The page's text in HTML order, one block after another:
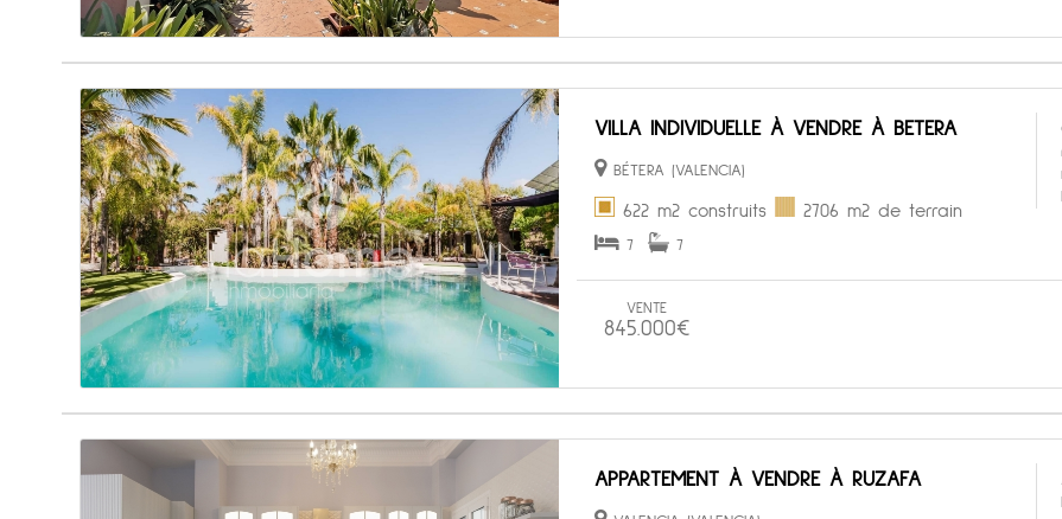
VILLA INDIVIDUELLE À VENDRE À BETERA
BÉTERA (VALENCIA)
622 m2 construits 2706 m2 de terrain
7 7
VENTE
845.000€
APPARTEMENT À VENDRE À RUZAFA